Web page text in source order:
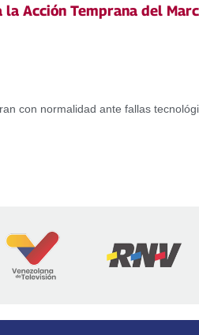
la Acción Temprana del
con normalidad ante fallas